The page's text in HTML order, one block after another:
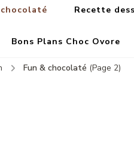
Recette
Bons Plans Choc Ovore
Fun & chocolaté (Page 2)